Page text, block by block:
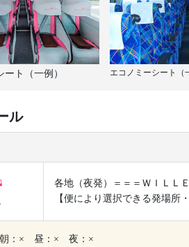
ート（一例） エコノミーシート（
ル
各地（夜発）＝＝＝ＷＩＬＬ
【便により選択できる発場所
：× 昼：× 夜：×